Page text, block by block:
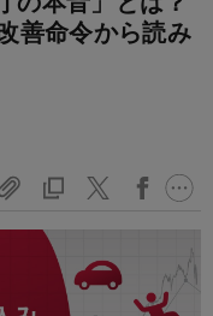
善命令から読み